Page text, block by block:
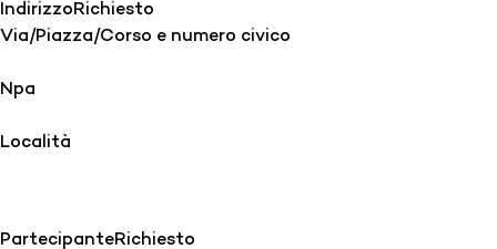
IndirizzoRichiesto
Via/Piazza/Corso e numero civico
Npa
Località
PartecipanteRichiesto